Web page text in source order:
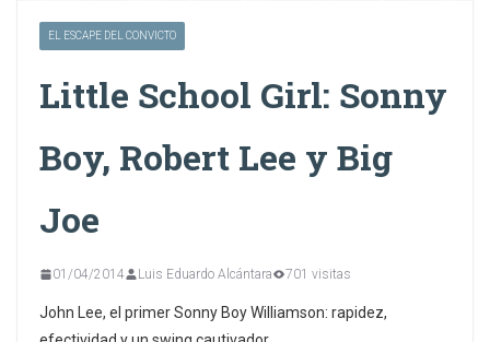
EL ESCAPE DEL CONVICTO
Little School Girl: Sonny
Boy, Robert Lee y Big
Joe
01/04/2014 Luis Eduardo Alcántara 701 visitas
John Lee, el primer Sonny Boy Williamson: rapidez,